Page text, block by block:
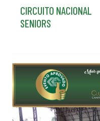
CIRCUITO NACIONAL
SENIORS